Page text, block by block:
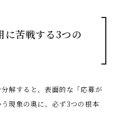
に苦戦する3つの
解すると、表面的な「応募が
現象の奥に、必ず3つの根本